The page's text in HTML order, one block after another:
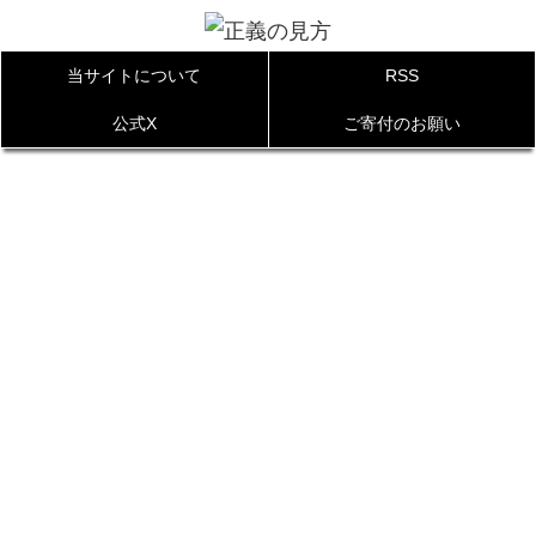
当サイトについて RSS
公式X ご寄付のお願い